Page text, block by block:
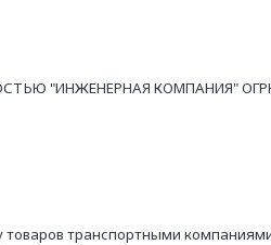
"ИНЖЕНЕРНАЯ КОМПАНИЯ"
транспортными